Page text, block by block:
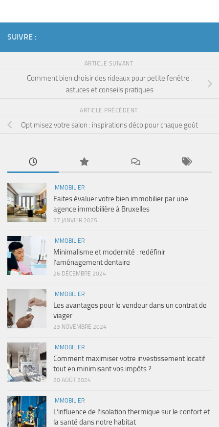
SUIVRE :
ARTICLE SUIVANT
Comment bien choisir des rideaux pour petite fenêtre :
astuces et conseils pratiques
ARTICLE PRÉCÉDENT
Optimisez votre salon : inspirations déco pour chaque goût
IMMOBILIER
Faites évaluer votre bien immobilier par une
agence immobilière à Bruxelles
27 JANVIER 2025
IMMOBILIER
Minimalisme et modernité : redéfinir
l’aménagement dentaire
26 DÉCEMBRE 2024
IMMOBILIER
Les avantages pour le vendeur dans un contrat de
viager
23 NOVEMBRE 2024
IMMOBILIER
Comment maximiser votre investissement locatif
tout en minimisant vos impôts ?
20 AOÛT 2024
IMMOBILIER
L’influence de l’isolation thermique sur le confort et
la santé dans notre habitat